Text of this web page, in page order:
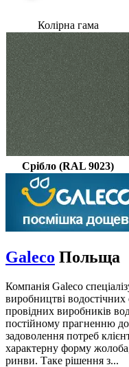
Колірна гама
Срібло (RAL 9023)
Galeco Польща
Компанія Galeco
виробництві
провідних виробників
постійному прагненню
задоволення потреб
характерну форму
ринви. Таке рішення з...